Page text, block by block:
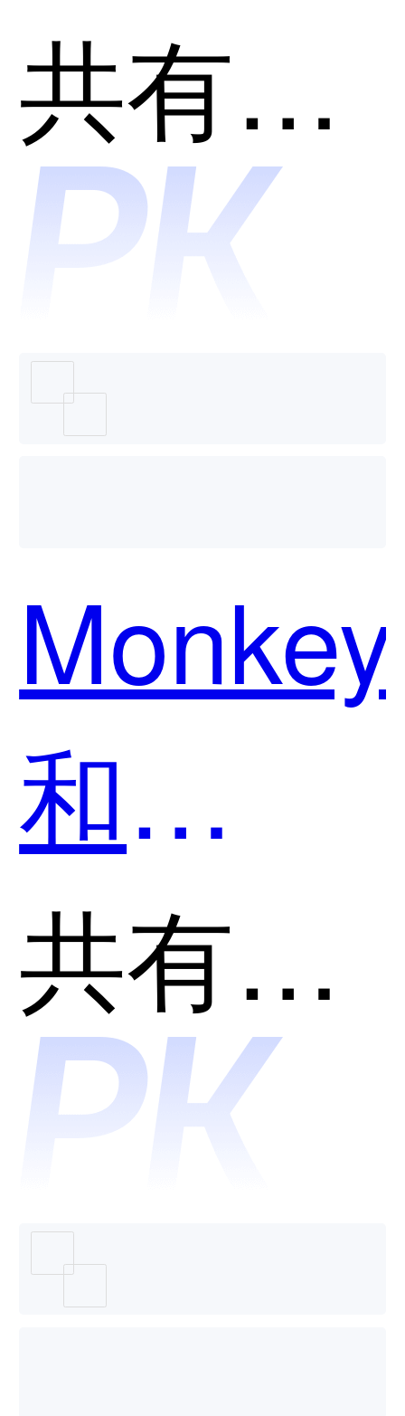
---ai后
端开发
个好
用？
共有分类：开发者工具
和
智能编
程助手
共有分类：开发者工具